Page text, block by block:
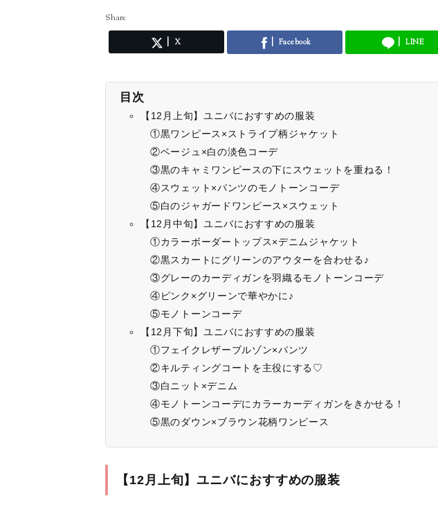
Share
X Facebook LINE
目次
【12月上旬】ユニバにおすすめの服装
①黒ワンピース×ストライプ柄ジャケット
②ベージュ×白の淡色コーデ
③黒のキャミワンピースの下にスウェットを重ねる！
④スウェット×パンツのモノトーンコーデ
⑤白のジャガードワンピース×スウェット
【12月中旬】ユニバにおすすめの服装
①カラーボーダートップス×デニムジャケット
②黒スカートにグリーンのアウターを合わせる♪
③グレーのカーディガンを羽織るモノトーンコーデ
④ピンク×グリーンで華やかに♪
⑤モノトーンコーデ
【12月下旬】ユニバにおすすめの服装
①フェイクレザーブルゾン×パンツ
②キルティングコートを主役にする♡
③白ニット×デニム
④モノトーンコーデにカラーカーディガンをきかせる！
⑤黒のダウン×ブラウン花柄ワンピース
【12月上旬】ユニバにおすすめの服装